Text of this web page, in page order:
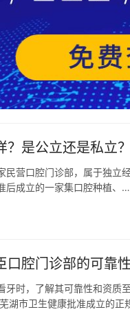
？是公立还是私立？
民营口腔门诊部，属于独
后成立的一家集口腔种植、…
腔门诊部的可靠
牙时，了解其可靠性和资
湖市卫生健康批准成立的正